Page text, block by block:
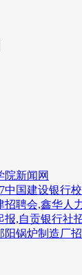
院新闻网
中国建设银行
招聘会,鑫华人
报,自贡银行社
阳锅炉制造厂